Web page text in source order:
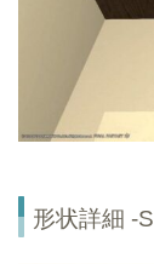
形状詳細 -